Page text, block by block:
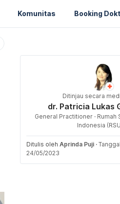
Komunitas Booking
Ditinjau secara
dr. Patricia Lukas
General Practitioner · Rumah
Indonesia
Ditulis oleh Aprinda Puji ·
24/05/2023